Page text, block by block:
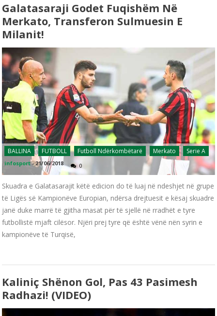
Galatasaraji Godet Fuqishëm Në
Merkato, Transferon Sulmuesin E
Milanit!
BALLINA FUTBOLL Futboll Ndërkombëtarë Merkato Serie A
infosport -21/06/2018 0
Skuadra e Galatasarajit këtë edicion do të luaj në ndeshjet në grupe
të Ligës së Kampionëve Europian, ndërsa drejtuesit e kësaj skuadre
janë duke marrë të gjitha masat për të sjellë në rradhët e tyre
futbollistë mjaft cilësor. Njëri prej tyre që është vënë nën syrin e
kampionëve të Turqisë,
Kaliniç Shënon Gol, Pas 43 Pasimesh
Radhazi! (VIDEO)